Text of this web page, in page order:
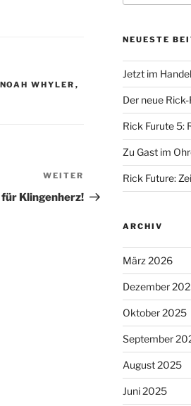
NOAH WHYLER ,
Nächster
Beitrag
WEITER
Klingenherz!
NEUESTE
Jetzt im
Der neue
Rick Furute 5:
Zu Gast im
Rick Future:
ARCHIV
März 2026
Dezember
Oktober 2025
September
August 2025
Juni 2025